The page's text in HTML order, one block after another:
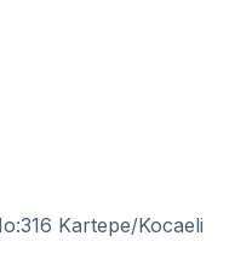
Kartepe/Kocaeli